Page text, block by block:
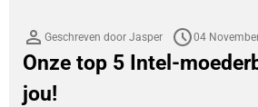
Geschreven door Jasper 04
Onze top 5 Intel-
jou!